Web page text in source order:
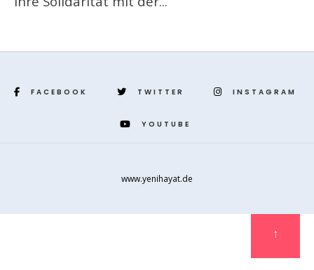
FACEBOOK TWITTER INSTAGRAM
YOUTUBE
www.yenihayat.de
↑